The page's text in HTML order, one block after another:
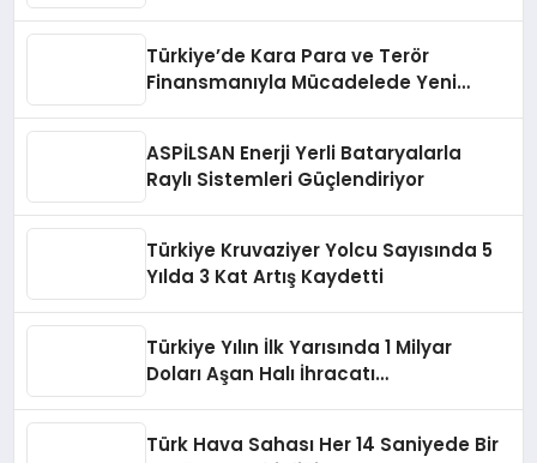
Türkiye’de Kara Para ve Terör
Finansmanıyla Mücadelede Yeni
ASPİLSAN Enerji Yerli Bataryalarla
Raylı Sistemleri Güçlendiriyor
Türkiye Kruvaziyer Yolcu Sayısında 5
Yılda 3 Kat Artış Kaydetti
Türkiye Yılın İlk Yarısında 1 Milyar
Doları Aşan Halı İhracatı
Türk Hava Sahası Her 14 Saniyede Bir